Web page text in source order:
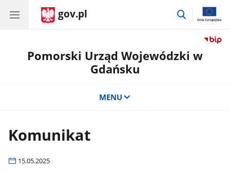
gov.pl
przejdź
Pomorski Urząd Wojewódzki w
Gdańsku
MENU
Komunikat
15.05.2025